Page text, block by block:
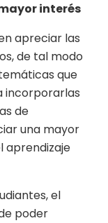
interés
apreciar las
de tal modo
que
incorporarlas
de
una mayor
aprendizaje
el
poder